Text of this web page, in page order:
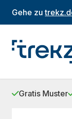
Gehe zu
Gratis Muster